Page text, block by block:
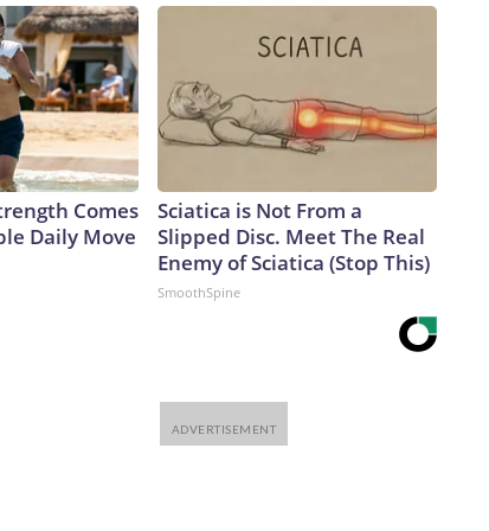
bajo la lupa, parece extraño ignorar las muchas
sobre el virus (¿recuerdan lo de la lejía?) que
tomaban decisiones de vida o muerte sobre
de la respuesta al covid, al parecer,
© 2026 Cable News Network, Inc., a Warner Bros.
Comes
Daily Move
Sciatica is Not From a
Slipped Disc. Meet The Real
Enemy of Sciatica (Stop This)
SmoothSpine